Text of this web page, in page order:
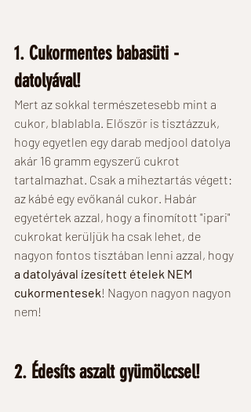
1. Cukormentes babasüti -
datolyával!
Mert az sokkal természetesebb mint a
cukor, blablabla. Először is tisztázzuk,
hogy egyetlen egy darab medjool datolya
akár 16 gramm egyszerű cukrot
tartalmazhat. Csak a miheztartás végett:
az kábé egy evőkanál cukor. Habár
egyetértek azzal, hogy a finomított "ipari"
cukrokat kerüljük ha csak lehet, de
nagyon fontos tisztában lenni azzal, hogy
a datolyával ízesített ételek NEM
cukormentesek! Nagyon nagyon nagyon
nem!
2. Édesíts aszalt gyümölccsel!